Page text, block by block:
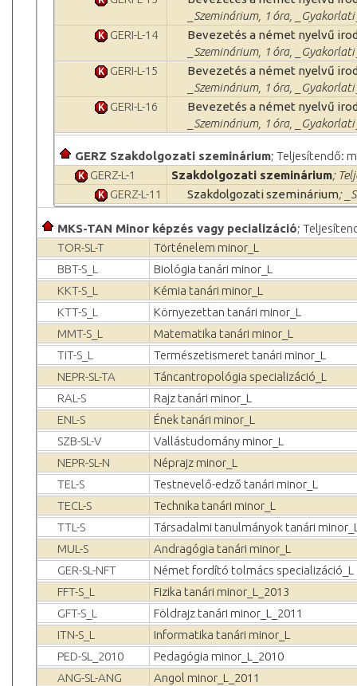
_Szeminárium, 1 óra,
GERI-L-14
Bevezetés a német nyelvű
_Szeminárium, 1 óra,
GERI-L-15
Bevezetés a német nyelvű
_Szeminárium, 1 óra,
GERI-L-16
Bevezetés a német nyelvű
_Szeminárium, 1 óra,
GERZ Szakdolgozati szeminárium; Teljesítendő:
GERZ-L-1
Szakdolgozati szeminárium;
GERZ-L-11
Szakdolgozati szeminárium;
MKS-TAN Minor képzés vagy pecializáció;
TOR-SL-T
Történelem minor_L
BBT-S_L
Biológia tanári minor_L
KKT-S_L
Kémia tanári minor_L
KTT-S_L
Környezettan tanári minor_L
MMT-S_L
Matematika tanári minor_L
TIT-S_L
Természetismeret tanári minor_L
NEPR-SL-TA
Táncantropológia specializáció_L
RAL-S
Rajz tanári minor_L
ENL-S
Ének tanári minor_L
SZB-SL-V
Vallástudomány minor_L
NEPR-SL-N
Néprajz minor_L
TEL-S
Testnevelő-edző tanári minor_L
TECL-S
Technika tanári minor_L
TTL-S
Társadalmi tanulmányok tanári
MUL-S
Andragógia tanári minor_L
GER-SL-NFT
Német fordító tolmács specializáció_L
FFT-S_L
Fizika tanári minor_L_2013
GFT-S_L
Földrajz tanári minor_L_2011
ITN-S_L
Informatika tanári minor_L
PED-SL_2010
Pedagógia minor_L_2010
ANG-SL-ANG
Angol minor_L_2011